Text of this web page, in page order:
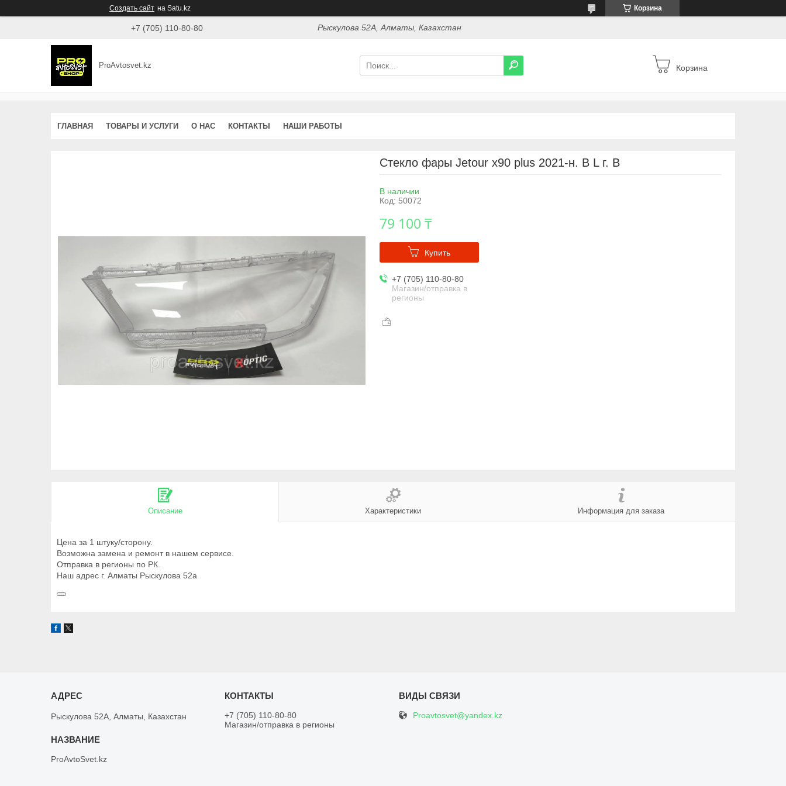
Создать сайт на Satu.kz Корзина
+7 (705) 110-80-80 Рыскулова 52А, Алматы, Казахстан
ProAvtosvet.kz Корзина
ГЛАВНАЯ ТОВАРЫ И УСЛУГИ О НАС КОНТАКТЫ НАШИ РАБОТЫ
Стекло фары Jetour x90 plus 2021-н. В L г. В
В наличии
Код: 50072
79 100 ₸
Купить
+7 (705) 110-80-80
Магазин/отправка в
регионы
Описание Характеристики Информация для заказа
Цена за 1 штуку/сторону.
Возможна замена и ремонт в нашем сервисе.
Отправка в регионы по РК.
Наш адрес г. Алматы Рыскулова 52а
Рыскулова 52А, Алматы, Казахстан
ProAvtoSvet.kz
+7 (705) 110-80-80
Магазин/отправка в регионы
Proavtosvet@yandex.kz